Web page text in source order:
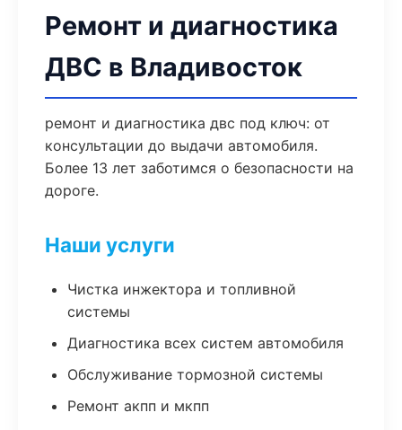
Ремонт и диагностика
ДВС в Владивосток
ремонт и диагностика двс под ключ: от
консультации до выдачи автомобиля.
Более 13 лет заботимся о безопасности на
дороге.
Наши услуги
Чистка инжектора и топливной
системы
Диагностика всех систем автомобиля
Обслуживание тормозной системы
Ремонт акпп и мкпп